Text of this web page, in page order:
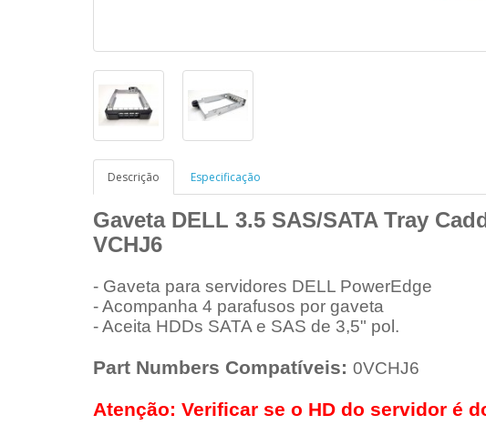
Descrição Especificação
Gaveta DELL 3.5 SAS/SATA Tray
VCHJ6
- Gaveta para servidores DELL PowerEdge
- Acompanha 4 parafusos por gaveta
- Aceita HDDs SATA e SAS de 3,5" pol.
Part Numbers Compatíveis: 0VCHJ6
Atenção: Verificar se o HD do servidor é